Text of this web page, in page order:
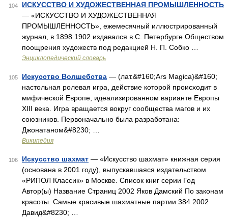
104
ИСКУССТВО И ХУДОЖЕСТВЕННАЯ ПРОМЫШЛЕННОСТЬ
— «ИСКУССТВО И ХУДОЖЕСТВЕННАЯ
ПРОМЫШЛЕННОСТЬ», ежемесячный иллюстрированный
журнал, в 1898 1902 издавался в С. Петербурге Обществом
поощрения художеств под редакцией Н. П. Собко …
Энциклопедический словарь
105 Искусство Волшебства — (лат.&#160;Ars Magica)&#160;
настольная ролевая игра, действие которой происходит в
мифической Европе, идеализированном варианте Европы
XIII века. Игра вращается вокруг сообщества магов и их
союзников. Первоначально была разработана:
Джонатаном&#8230; …
Википедия
106 Искусство шахмат — «Искусство шахмат» книжная серия
(основана в 2001 году), выпускавшаяся издательством
«РИПОЛ Классик» в Москве. Список книг серии Год
Автор(ы) Название Страниц 2002 Яков Дамский По законам
красоты. Самые красивые шахматные партии 384 2002
Давид&#8230; …